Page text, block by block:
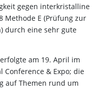
gegen interkristalline
Methode E (Prüfung zur
durch eine sehr gute
am 19. April im
Conference & Expo; die
auf Themen rund um